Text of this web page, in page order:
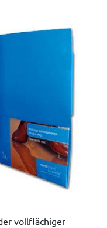
vollflächiger